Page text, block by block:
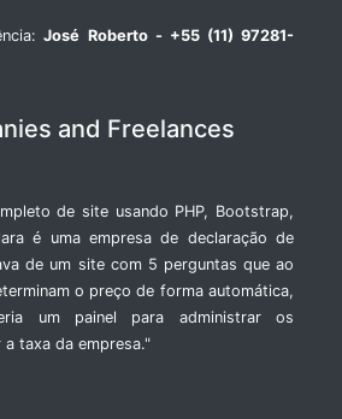
José Roberto - +55 (11) 97281-
and Freelances
de site usando PHP, Bootstrap,
é uma empresa de declaração de
de um site com 5 perguntas que ao
o preço de forma automática,
um painel para administrar os
taxa da empresa."